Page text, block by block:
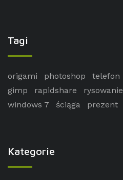
Tagi
origami photoshop telefon
gimp
rapidshare rysowanie
windows 7
ściąga prezent
Kategorie